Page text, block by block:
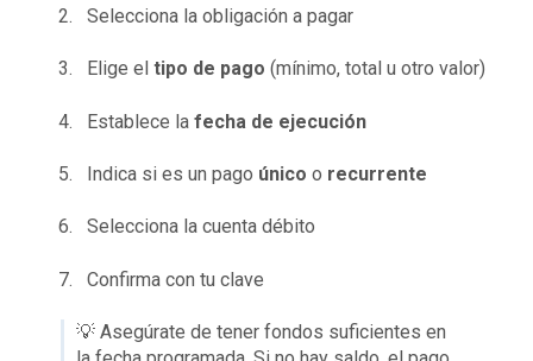
Selecciona la obligación a pagar
Elige el tipo de pago (mínimo, total u otro valor)
Establece la fecha de ejecución
Indica si es un pago único o recurrente
Selecciona la cuenta débito
Confirma con tu clave
💡 Asegúrate de tener fondos suficientes en